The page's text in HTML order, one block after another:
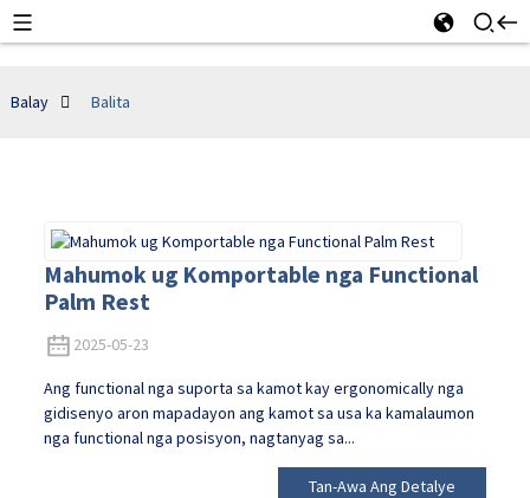
Balay Balita
Mahumok ug Komportable nga Functional
Palm Rest
2025-05-23
Ang functional nga suporta sa kamot kay ergonomically nga
gidisenyo aron mapadayon ang kamot sa usa ka kamalaumon
nga functional nga posisyon, nagtanyag sa...
Tan-Awa Ang Detalye